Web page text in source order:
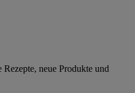
neue Produkte und